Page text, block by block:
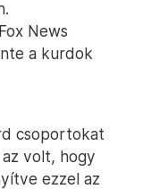
News
a kurdok
csoportokat
volt, hogy
ezzel az